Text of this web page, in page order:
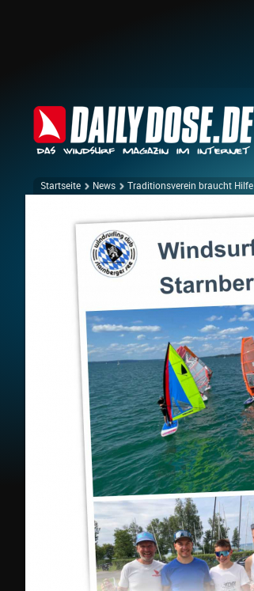
Startseite News Traditionsverein braucht Hilfe